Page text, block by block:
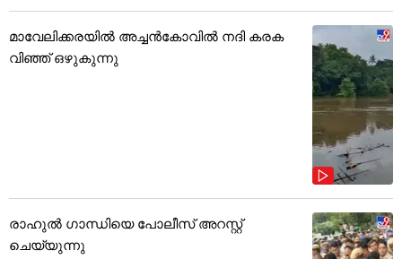
മാവേലിക്കരയിൽ അച്ചൻകോവിൽ നദി കരക
വിഞ്ഞ് ഒഴുകുന്നു
രാഹുൽ ഗാന്ധിയെ പോലീസ് അറസ്റ്റ്
ചെയ്യുന്നു